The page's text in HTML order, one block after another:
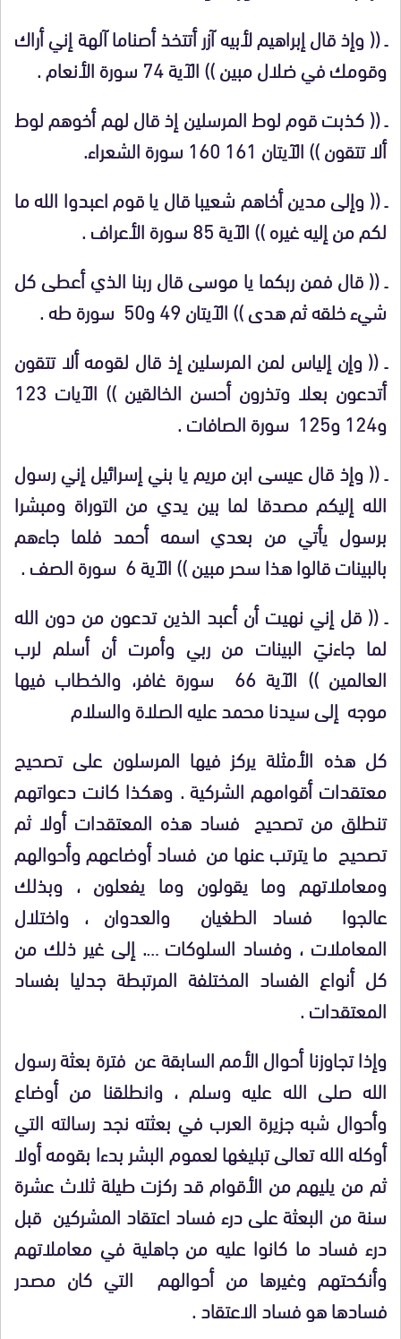
ـ (( وإذ قال إبراهيم لأبيه آزر أتتخذ أصناما آلهة إني أراك
وقومك في ضلال مبين )) الآية 74 سورة الأنعام .
ـ (( كذبت قوم لوط المرسلين إذ قال لهم أخوهم لوط
ألا تتقون )) الآيتان 160 161 سورة الشعراء.
ـ (( وإلى مدين أخاهم شعيبا قال يا قوم اعبدوا الله ما
لكم من إليه غيره )) الآية 85 سورة الأعراف .
ـ (( قال فمن ربكما يا موسى قال ربنا الذي أعطى كل
شيء خلقه ثم هدى )) الآيتان 49 و50 سورة طه .
ـ (( وإن إلياس لمن المرسلين إذ قال لقومه ألا تتقون
أتدعون بعلا وتذرون أحسن الخالقين )) الآيات 123
و124 و125 سورة الصافات .
ـ (( وإذ قال عيسى ابن مريم يا بني إسرائيل إني رسول
الله إليكم مصدقا لما بين يدي من التوراة ومبشرا
برسول يأتي من بعدي اسمه أحمد فلما جاءهم
بالبينات قالوا هذا سحر مبين )) الآية 6 سورة الصف .
ـ (( قل إني نهيت أن أعبد الذين تدعون من دون الله
لما جاءنيَ البينات من ربي وأمرت أن أسلم لرب
العالمين )) الآية 66 سورة غافر، والخطاب فيها
موجه إلى سيدنا محمد عليه الصلاة والسلام
كل هذه الأمثلة يركز فيها المرسلون على تصحيح
معتقدات أقوامهم الشركية . وهكذا كانت دعواتهم
تنطلق من تصحيح فساد هذه المعتقدات أولا ثم
تصحيح ما يترتب عنها من فساد أوضاعهم وأحوالهم
ومعاملاتهم وما يقولون وما يفعلون ، وبذلك
عالجوا فساد الطغيان والعدوان ، واختلال
المعاملات ، وفساد السلوكات …. إلى غير ذلك من
كل أنواع الفساد المختلفة المرتبطة جدليا بفساد
المعتقدات .
وإذا تجاوزنا أحوال الأمم السابقة عن فترة بعثة رسول
الله صلى الله عليه وسلم ، وانطلقنا من أوضاع
وأحوال شبه جزيرة العرب في بعثته نجد رسالته التي
أوكله الله تعالى تبليغها لعموم البشر بدءا بقومه أولا
ثم من يليهم من الأقوام قد ركزت طيلة ثلاث عشرة
سنة من البعثة على درء فساد اعتقاد المشركين قبل
درء فساد ما كانوا عليه من جاهلية في معاملاتهم
وأنكحتهم وغيرها من أحوالهم التي كان مصدر
فسادها هو فساد الاعتقاد .